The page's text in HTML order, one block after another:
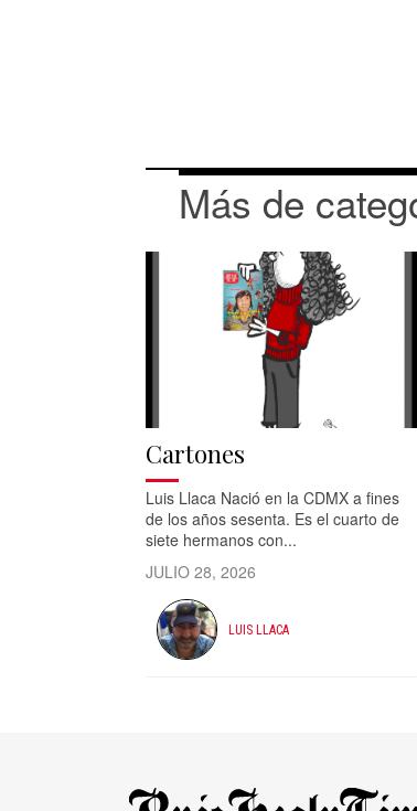
Más de
Cartones
Luis Llaca Nació en la CDMX a fines
de los años sesenta. Es el cuarto de
siete hermanos con...
JULIO 28, 2026
LUIS LLACA